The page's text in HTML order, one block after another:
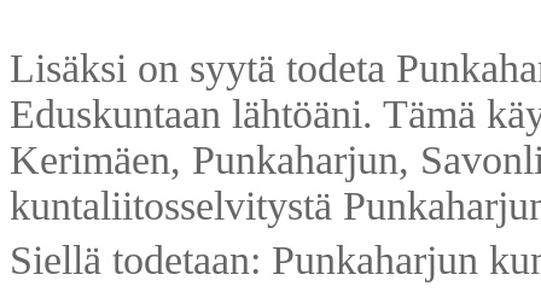
Lisäksi on syytä todeta
Eduskuntaan lähtöäni. Tämä
Kerimäen, Punkaharjun,
kuntaliitosselvitystä
Siellä todetaan: Punkaharjun